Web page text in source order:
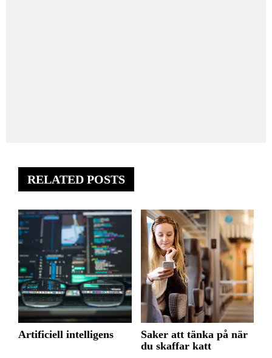
RELATED POSTS
Artificiell intelligens
Saker att tänka på när
du skaffar katt